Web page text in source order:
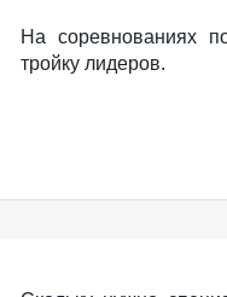
На соревнованиях
тройку лидеров.